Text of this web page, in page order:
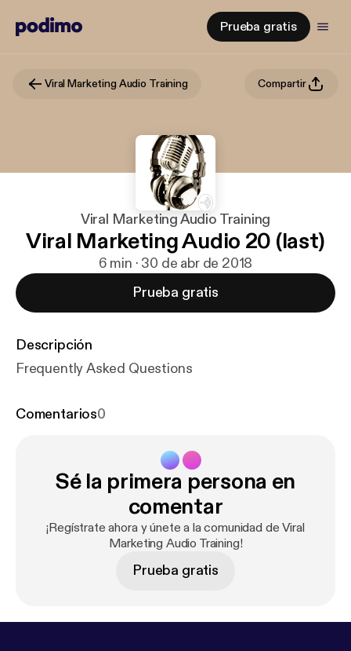
Prueba gratis
Viral Marketing Audio Training Compartir
Viral Marketing Audio Training
Viral Marketing Audio 20 (last)
6 min · 30 de abr de 2018
Prueba gratis
Descripción
Frequently Asked Questions
Comentarios0
Sé la primera persona en
comentar
¡Regístrate ahora y únete a la comunidad de Viral
Marketing Audio Training!
Prueba gratis